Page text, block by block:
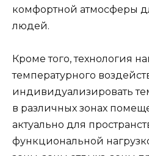
комфортной атмосферы
людей.
Кроме того, технология
температурного
индивидуализировать
в различных зонах
актуально для
функциональной